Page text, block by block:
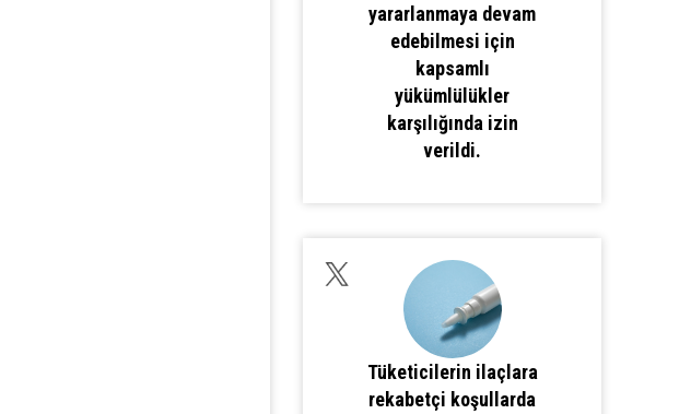
yararlanmaya devam
edebilmesi için
kapsamlı
yükümlülükler
karşılığında izin
verildi.
Tüketicilerin ilaçlara
rekabetçi koşullarda